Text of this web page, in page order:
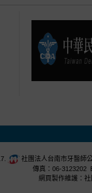
社團法人台南市牙醫師
傳真：06-3123202
網頁製作維護：